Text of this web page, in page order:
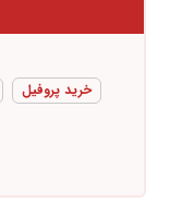
خرید پروفیل